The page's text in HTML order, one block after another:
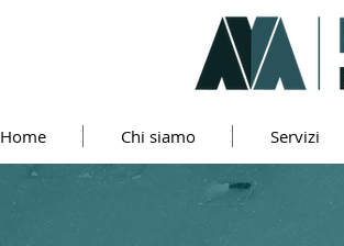
Home Chi siamo Servizi